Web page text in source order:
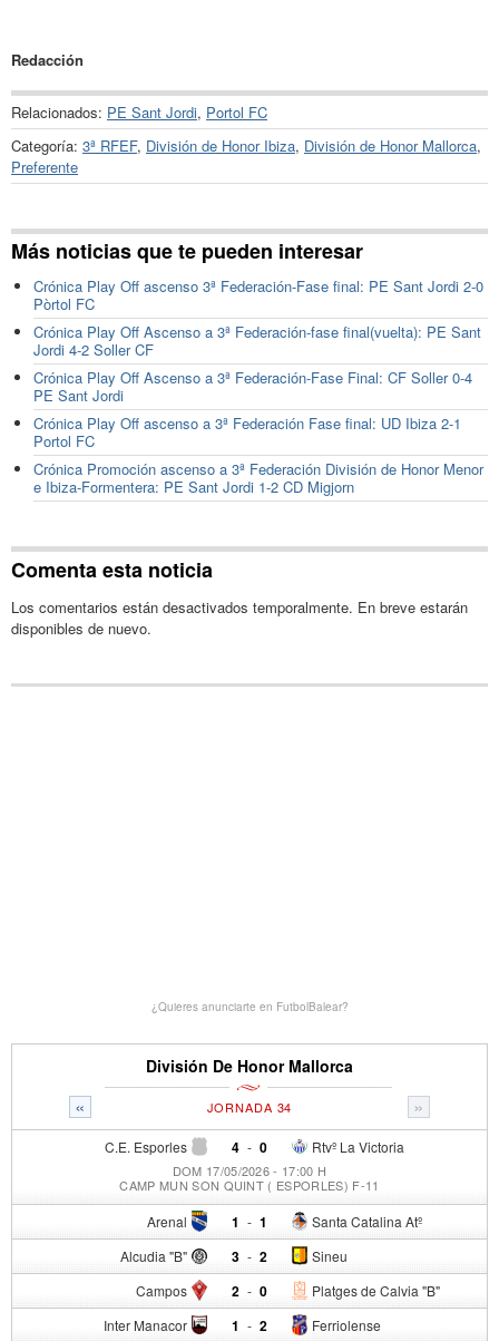
Redacción
Relacionados: PE Sant Jordi, Portol FC
Categoría: 3ª RFEF, División de Honor Ibiza, División de Honor Mallorca,
Preferente
Más noticias que te pueden interesar
Crónica Play Off ascenso 3ª Federación-Fase final: PE Sant Jordi 2-0
Pòrtol FC
Crónica Play Off Ascenso a 3ª Federación-fase final(vuelta): PE Sant
Jordi 4-2 Soller CF
Crónica Play Off Ascenso a 3ª Federación-Fase Final: CF Soller 0-4
PE Sant Jordi
Crónica Play Off ascenso a 3ª Federación Fase final: UD Ibiza 2-1
Portol FC
Crónica Promoción ascenso a 3ª Federación División de Honor Menor
e Ibiza-Formentera: PE Sant Jordi 1-2 CD Migjorn
Comenta esta noticia
Los comentarios están desactivados temporalmente. En breve estarán
disponibles de nuevo.
¿Quieres anunciarte en FutbolBalear?
División De Honor Mallorca
« »
JORNADA 34
C.E. Esporles 4 - Rtvº La Victoria
0
DOM 17/05/2026 - 17:00 H
CAMP MUN SON QUINT ( ESPORLES) F-11
Arenal 1 - Santa Catalina Atº
1
Alcudia "B" 3 - Sineu
2
Campos 2 - Platges de Calvia "B"
0
Inter Manacor 1 - Ferriolense
2